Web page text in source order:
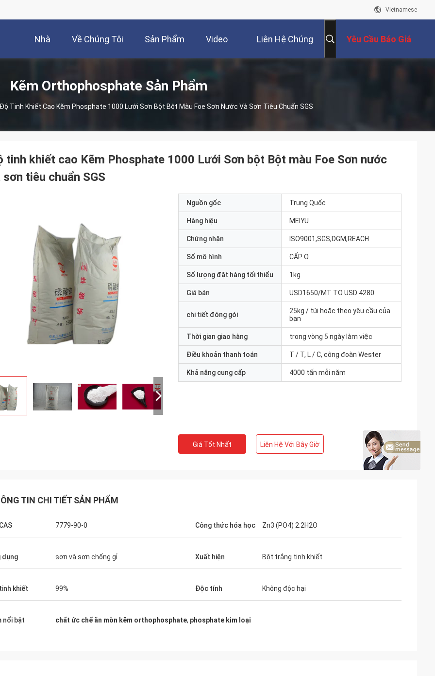
Vietnamese
Nhà Về Chúng Tôi Sản Phẩm Video Liên Hệ Chúng Yêu Cầu Báo Giá
Kẽm Orthophosphate Sản Phẩm
Độ Tinh Khiết Cao Kẽm Phosphate 1000 Lưới Sơn Bột Bột Màu Foe Sơn Nước Và Sơn Tiêu Chuẩn SGS
tinh khiết cao Kẽm Phosphate 1000 Lưới Sơn bột Bột màu Foe Sơn nước
sơn tiêu chuẩn SGS
Nguồn gốc Trung Quốc
Hàng hiệu MEIYU
Chứng nhận ISO9001,SGS,DGM,REACH
Số mô hình CẤP O
Số lượng đặt hàng tối thiểu 1kg
Giá bán USD1650/MT TO USD 4280
chi tiết đóng gói
25kg / túi hoặc theo yêu cầu của
bạn
Thời gian giao hàng trong vòng 5 ngày làm việc
Điều khoản thanh toán T / T, L / C, công đoàn Wester
Khả năng cung cấp 4000 tấn mỗi năm
Giá Tốt Nhất Liên Hệ Với Bây Giờ
TIN CHI TIẾT SẢN PHẨM
7779-90-0 Công thức hóa học Zn3 (PO4) 2.2H2O
dụng sơn và sơn chống gỉ Xuất hiện Bột trắng tinh khiết
khiết 99% Độc tính Không độc hại
nổi bật chất ức chế ăn mòn kẽm orthophosphate, phosphate kim loại